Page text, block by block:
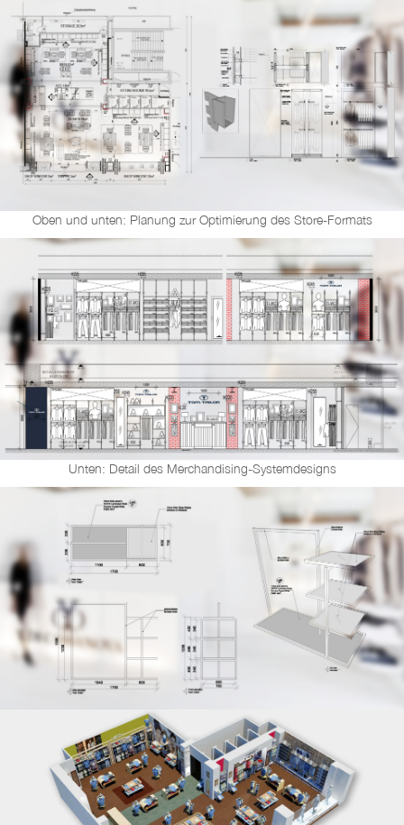
Oben und unten: Planung zur Optimierung des Store-Formats
Unten: Detail des Merchandising-Systemdesigns